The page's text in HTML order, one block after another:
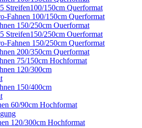
Streifen100/150cm Querformat
Fahnen 100/150cm Querformat
150/250cm Ouerformat
Streifen150/250cm Ouerformat
Fahnen 150/250cm Querformat
200/350cm Querformat
75/150cm Hochformat
120/300cm
150/400cm
60/90cm Hochformat
120/300cm Hochformat